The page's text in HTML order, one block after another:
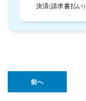
決済(請求書払い
前へ